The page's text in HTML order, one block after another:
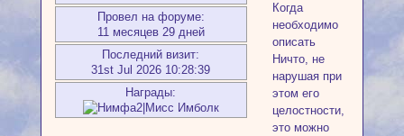
Провел на форуме:
11 месяцев 29 дней
Последний визит:
31st Jul 2026 10:28:39
Награды:
Когда
необходимо
описать
Ничто, не
нарушая при
этом его
целостности,
это можно